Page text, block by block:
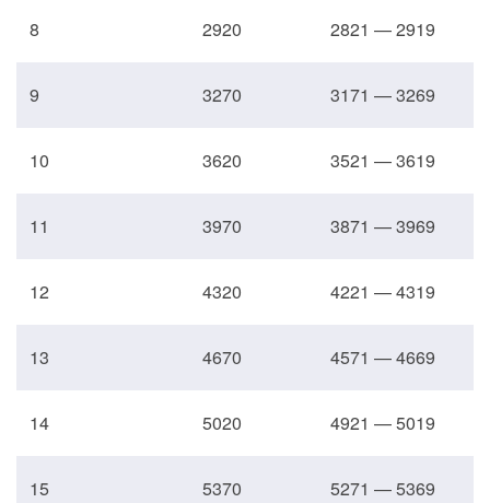
8 2920 2821 — 2919
9 3270 3171 — 3269
10 3620 3521 — 3619
11 3970 3871 — 3969
12 4320 4221 — 4319
13 4670 4571 — 4669
14 5020 4921 — 5019
15 5370 5271 — 5369